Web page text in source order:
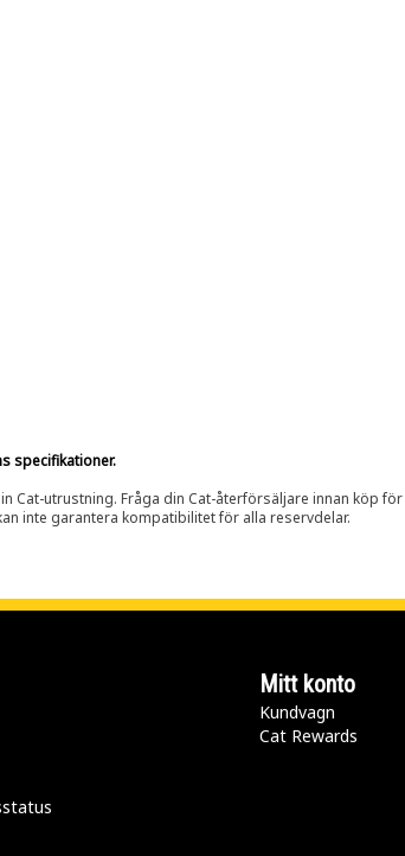
specifikationer.
utrustning. Fråga din Cat-återförsäljare innan köp
inte garantera kompatibilitet för alla reservdelar.
Mitt konto
Kundvagn
Cat Rewards